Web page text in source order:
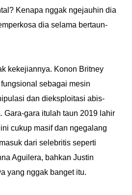
Kenapa nggak ngejauhin dia
dia selama bertaun-
kekejiannya. Konon Britney
sebagai mesin
dan dieksploitasi abis-
Gara-gara itulah taun 2019 lahir
cukup masif dan ngegalang
dari selebritis seperti
Aguilera, bahkan Justin
yang nggak banget itu.